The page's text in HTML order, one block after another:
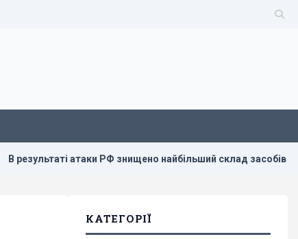
атаки РФ знищено найбільший склад засобів
КАТЕГОРІЇ